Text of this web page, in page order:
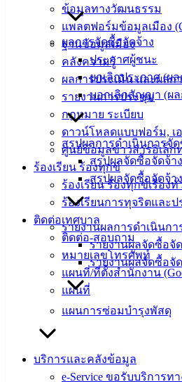
ข้อมูลทางวัฒนธรรม
แพลตฟอร์มข้อมูลเมือง
ฐานข้อมูลเมือง
คลังความรู้
ผลการประเมิน และผลก
รายงานการประชุม
กฎหมาย ระเบียบ
ดาวน์โหลดแบบฟอร์ม, เ
ศูนย์ข้อมูลข่าวสารอิเล็ก
ร้องเรียน ร้องทุกข์
ร้องเรียน ร้องทุกข์เรื่องทั่
ร้องเรียนการทุจริตและ
ติดต่อเทศบาล
ติดต่อ-สอบถาม
หมายเลขโทรศัพท์
แผนที่/ที่ตั้งสำนักงาน
แผนที่
ผลการจัดซื้อจัดจ้าง
ประกาศผู้ชนะ
ยกเลิกประกาศ (ผ
บอกเลิกสัญญา (ผล
สรุปผลการดำเนินการจั
สรุปผลจัดซื้อจัดจ้า
สรุปผลจัดซื้อจัดจ้า
รายงานผลการดำเนินก
รายงานผลจัดซื้อจั
รายงานผลจัดซื้อจั
แผนการซ่อมบำรุงพัสดุ
บริการและคลังข้อมูล
e-Service ขอรับบริการท
ข่าวสาร
ข้อมูล
ข่าวสาร
อิเล็กทรอนิกส์
ความรู้
(Knowledge
Management)
เทศบาล
เทศบาล
ผู้บริหาร
และ